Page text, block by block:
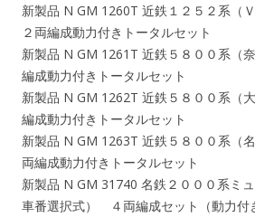
新製品 N GM 1260T 近鉄１２５２系（
２両編成動力付きトータルセット
新製品 N GM 1261T 近鉄５８００系（
編成動力付きトータルセット
新製品 N GM 1262T 近鉄５８００系（
編成動力付きトータルセット
新製品 N GM 1263T 近鉄５８００系（
両編成動力付きトータルセット
新製品 N GM 31740 名鉄２０００系ミ
車番選択式） ４両編成セット（動力